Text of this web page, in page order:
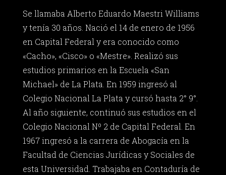
Se llamaba Alberto Eduardo Maestri Williams
y tenía 30 años. Nació el 14 de enero de 1956
en Capital Federal y era conocido como
«Cacho», «Cisco» o «Mestre». Realizó sus
estudios primarios en la Escuela «San
Michael» de La Plata. En 1959 ingresó al
Colegio Nacional La Plata y cursó hasta 2° 9°.
Al año siguiente, continuó sus estudios en el
Colegio Nacional Nº 2 de Capital Federal. En
1967 ingresó a la carrera de Abogacía en la
Facultad de Ciencias Jurídicas y Sociales de
esta Universidad. Trabajaba en Contaduría de